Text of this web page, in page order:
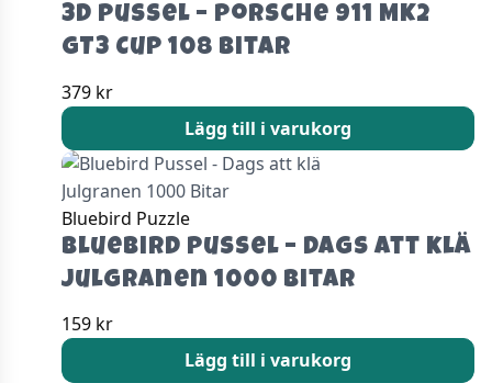
3D Pussel – Porsche 911 MK2
GT3 Cup 108 Bitar
379 kr
Lägg till i varukorg
Bluebird Puzzle
Bluebird Pussel – Dags att klä
Julgranen 1000 Bitar
159 kr
Lägg till i varukorg